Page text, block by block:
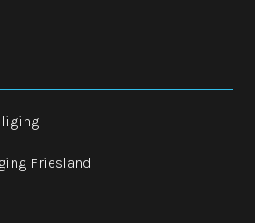
Friesland